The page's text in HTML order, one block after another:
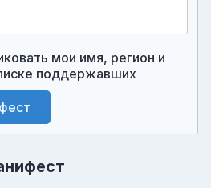
мои имя, регион и
поддержавших